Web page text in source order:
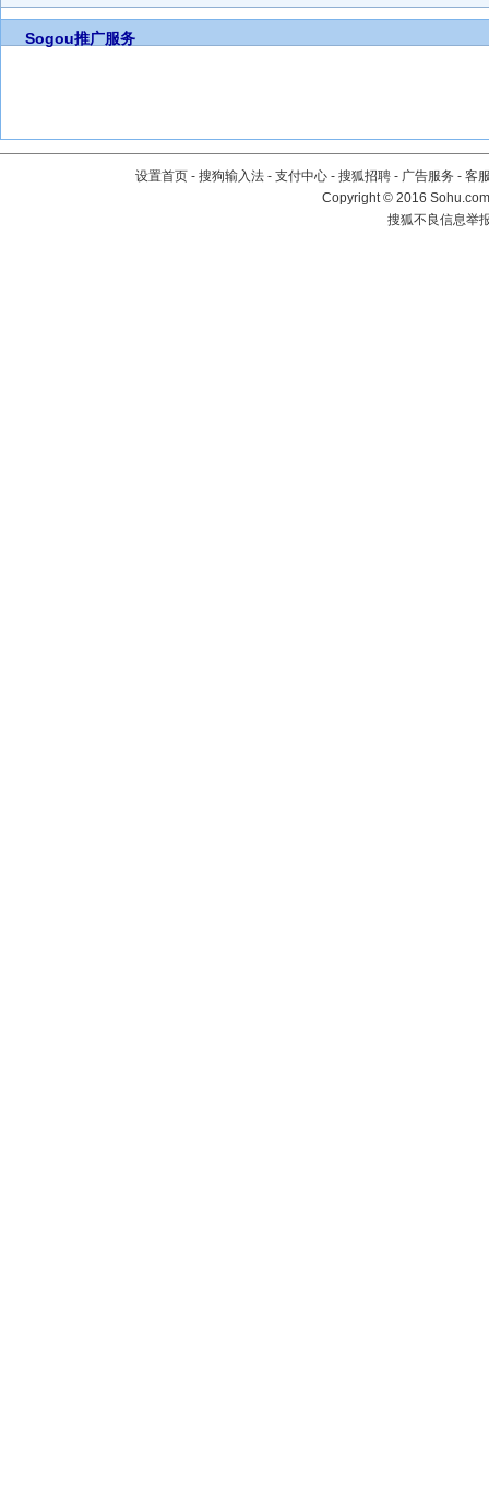
Sogou推广服务
设置首页 - 搜狗输入法 - 支付中心 - 搜狐招聘 - 广告服务 - 客
Copyright©2016
搜狐不良信息举